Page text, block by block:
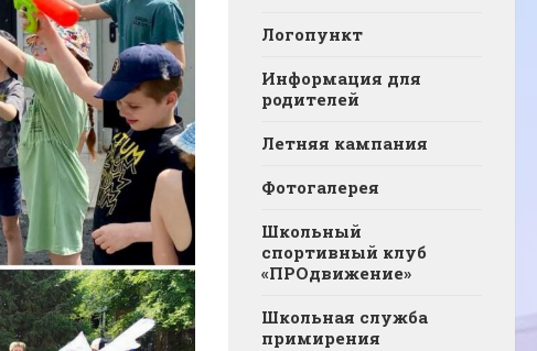
Логопункт
Информация для
родителей
Летняя кампания
Фотогалерея
Школьный
спортивный клуб
«ПРОдвижение»
Школьная служба
примирения